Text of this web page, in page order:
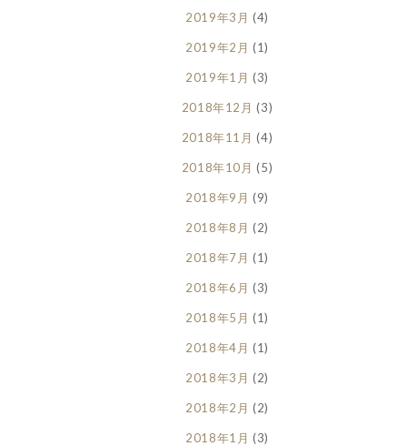
2019年3月 (4)
2019年2月 (1)
2019年1月 (3)
2018年12月 (3)
2018年11月 (4)
2018年10月 (5)
2018年9月 (9)
2018年8月 (2)
2018年7月 (1)
2018年6月 (3)
2018年5月 (1)
2018年4月 (1)
2018年3月 (2)
2018年2月 (2)
2018年1月 (3)